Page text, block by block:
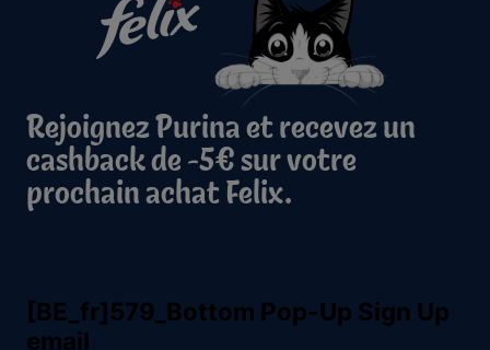
Rejoignez Purina et recevez un
cashback de -5€ sur votre
prochain achat Felix.